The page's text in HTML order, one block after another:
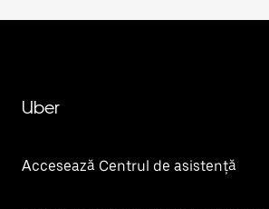
Uber
Accesează Centrul de asistență